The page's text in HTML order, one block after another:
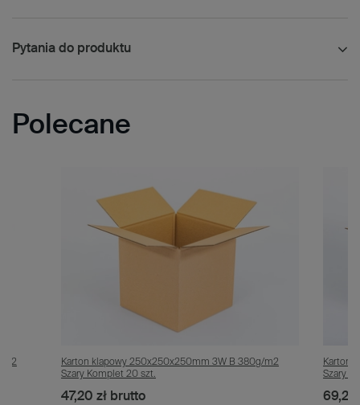
Pytania do produktu
Polecane
m2
Karton klapowy 250x250x250mm 3W B 380g/m2
Szary Komplet 20 szt.
47,20 złbrutto
Karton
Szary
69,20